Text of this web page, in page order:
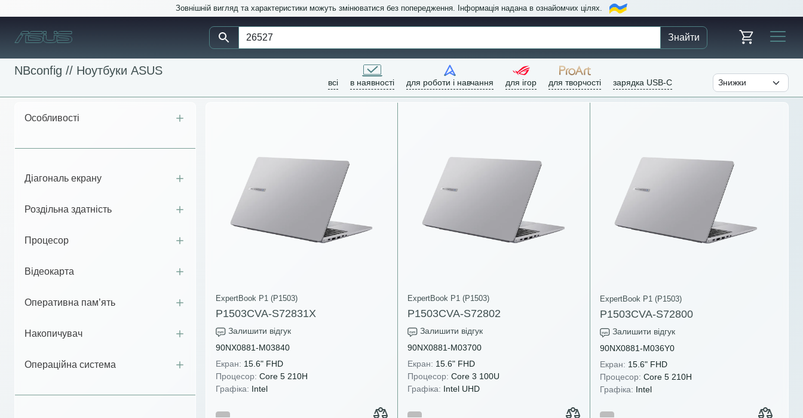
Зовнішній вигляд та характеристики можуть змінюватися без попередження. Інформація надана в ознайомчих цілях.
Знайти
NBconfig // Ноутбуки ASUS
всі в наявності для роботи і навчання для ігор для творчості зарядка USB-C
Особливості
Діагональ екрану
Роздільна здатність
Процесор
Відеокарта
Оперативна пам’ять
Накопичувач
Операційна система
ExpertBook P1 (P1503)
P1503CVA-S72831X
Залишити відгук
90NX0881-M03840
Екран: 15.6" FHD
Процесор: Core 5 210H
Графіка: Intel
ExpertBook P1 (P1503)
P1503CVA-S72802
Залишити відгук
90NX0881-M03700
Екран: 15.6" FHD
Процесор: Core 3 100U
Графіка: Intel UHD
ExpertBook P1 (P1503)
P1503CVA-S72800
Залишити відгук
90NX0881-M036Y0
Екран: 15.6" FHD
Процесор: Core 5 210H
Графіка: Intel